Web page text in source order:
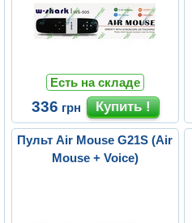
Есть на складе
336 грн
Пульт Air Mouse G21S (Air
Mouse + Voice)